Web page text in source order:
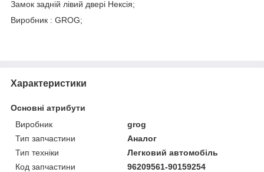
Замок задній лівий двері Нексія;
Виробник : GROG;
Характеристики
Основні атрибути
Виробник
grog
Тип запчастини
Аналог
Тип техніки
Легковий автомобіль
Код запчастини
96209561-90159254